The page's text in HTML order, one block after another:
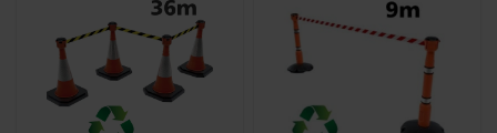
Villák és villatoldatok
Targonca tartozékok
Biztonság
Kocsik és rollerek
Lámpák